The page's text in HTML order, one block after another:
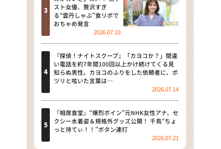
朝だ！生です旅サラダ
教えて！ニュースライブ 正義の
ミカタ
ＬＩＦＥ～夢のカタチ～
新婚さんいらっしゃい！
ポツンと一軒家
ザキ山小屋本館
スト女優、贅沢すぎ
る“雲丹しゃぶ”食リポで
おちゃめ発言
2026.07.10
『探偵！ナイトスクープ』「カヨコか？」間違
い電話を約7年間100回以上かけ続けてくる見
知らぬ男性。カヨコのふりをした依頼者に、ポ
ツリと呟いた言葉は…
2026.07.14
『相席食堂』“爆烈ボイン”元NHK女性アナ、セ
クシー水着姿＆規格外グッズ公開！ 千鳥“ちょ
っと待てぃ！！”ボタン連打
2026.07.21